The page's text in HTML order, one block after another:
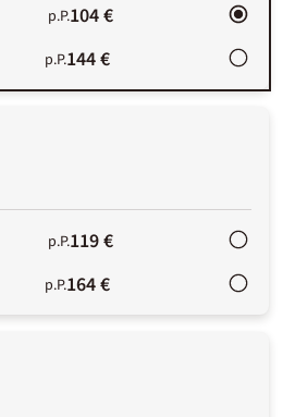
p.P.104 €
p.P.144 €
p.P.119 €
p.P.164 €